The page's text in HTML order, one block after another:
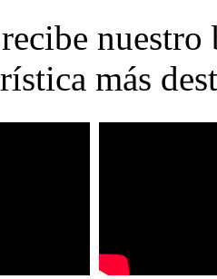
nuestro
más